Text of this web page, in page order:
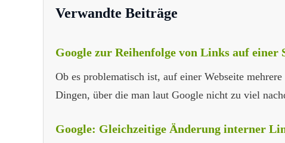
Verwandte Beiträge
Google zur Reihenfolge von Links auf
Ob es problematisch ist, auf einer Webseite
Dingen, über die man laut Google nicht zu viel
Google: Gleichzeitige Änderung interner